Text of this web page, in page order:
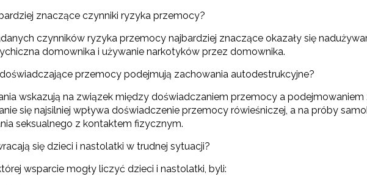
znaczące czynniki ryzyka przemocy?
czynników ryzyka przemocy najbardziej znaczące okazały się
domownika i używanie narkotyków przez domownika.
przemocy podejmują zachowania autodestrukcyjne?
wskazują na związek między doświadczaniem przemocy a
się najsilniej wpływa doświadczenie przemocy rówieśniczej, a na próby
seksualnego z kontaktem fizycznym.
się dzieci i nastolatki w trudnej sytuacji?
wsparcie mogły liczyć dzieci i nastolatki, byli: